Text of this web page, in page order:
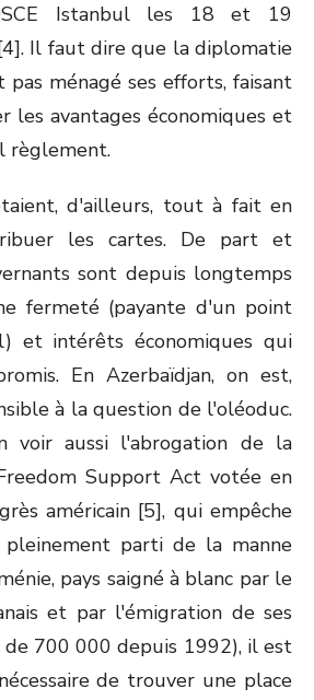
Istanbul les 18 et 19
Il faut dire que la diplomatie
pas ménagé ses efforts, faisant
les avantages économiques et
règlement.
d'ailleurs, tout à fait en
les cartes. De part et
sont depuis longtemps
fermeté (payante d'un point
et intérêts économiques qui
En Azerbaïdjan, on est,
à la question de l'oléoduc.
voir aussi l'abrogation de la
Support Act votée en
américain [5], qui empêche
parti de la manne
pays saigné à blanc par le
et par l'émigration de ses
de 700 000 depuis 1992), il est
de trouver une place